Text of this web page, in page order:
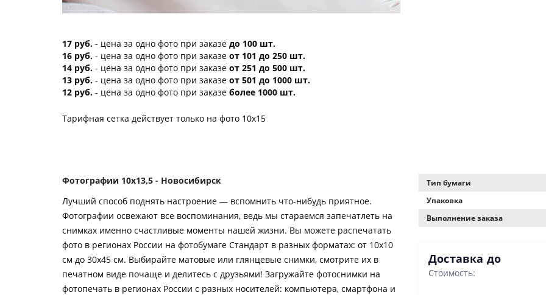
17 руб. - цена за одно фото при заказе до 100 шт.
16 руб. - цена за одно фото при заказе от 101 до 250 шт.
14 руб. - цена за одно фото при заказе от 251 до 500 шт.
13 руб. - цена за одно фото при заказе от 501 до 1000 шт.
12 руб. - цена за одно фото при заказе более 1000 шт.
Тарифная сетка действует только на фото 10х15
Фотографии 10х13,5 - Новосибирск
Лучший способ поднять настроение — вспомнить что-нибудь приятное.
Фотографии освежают все воспоминания, ведь мы стараемся запечатлеть на
снимках именно счастливые моменты нашей жизни. Вы можете распечатать
фото в регионах России на фотобумаге Стандарт в разных форматах: от 10х10
см до 30х45 см. Выбирайте матовые или глянцевые снимки, смотрите их в
печатном виде почаще и делитесь с друзьями! Загружайте фотоснимки на
фотопечать в регионах России с разных носителей: компьютера, смартфона и
Тип бумаги
Упаковка
Выполнение заказа
Доставка до
Стоимость: